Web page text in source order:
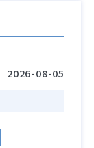
2026-08-05